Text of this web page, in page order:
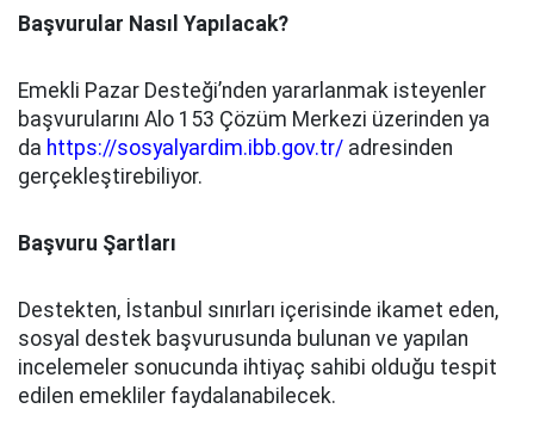
Başvurular Nasıl Yapılacak?
Emekli Pazar Desteği’nden yararlanmak isteyenler
başvurularını Alo 153 Çözüm Merkezi üzerinden ya
da https://sosyalyardim.ibb.gov.tr/ adresinden
gerçekleştirebiliyor.
Başvuru Şartları
Destekten, İstanbul sınırları içerisinde ikamet eden,
sosyal destek başvurusunda bulunan ve yapılan
incelemeler sonucunda ihtiyaç sahibi olduğu tespit
edilen emekliler faydalanabilecek.